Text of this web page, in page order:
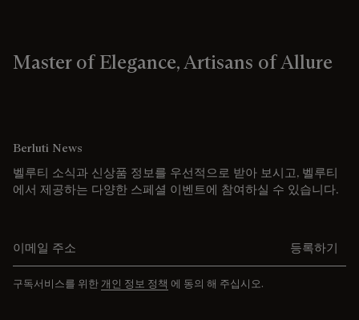
Master of Elegance, Artisans of Allure
Berluti News
벨루티 소식과 신상품 정보를 우선적으로 받아 보시고, 벨루티
에서 제공하는 다양한 스페셜 이벤트에 참여하실 수 있습니다.
등록하기
구독서비스를 위한 개인 정보 정책 에 동의 해 주십시오.